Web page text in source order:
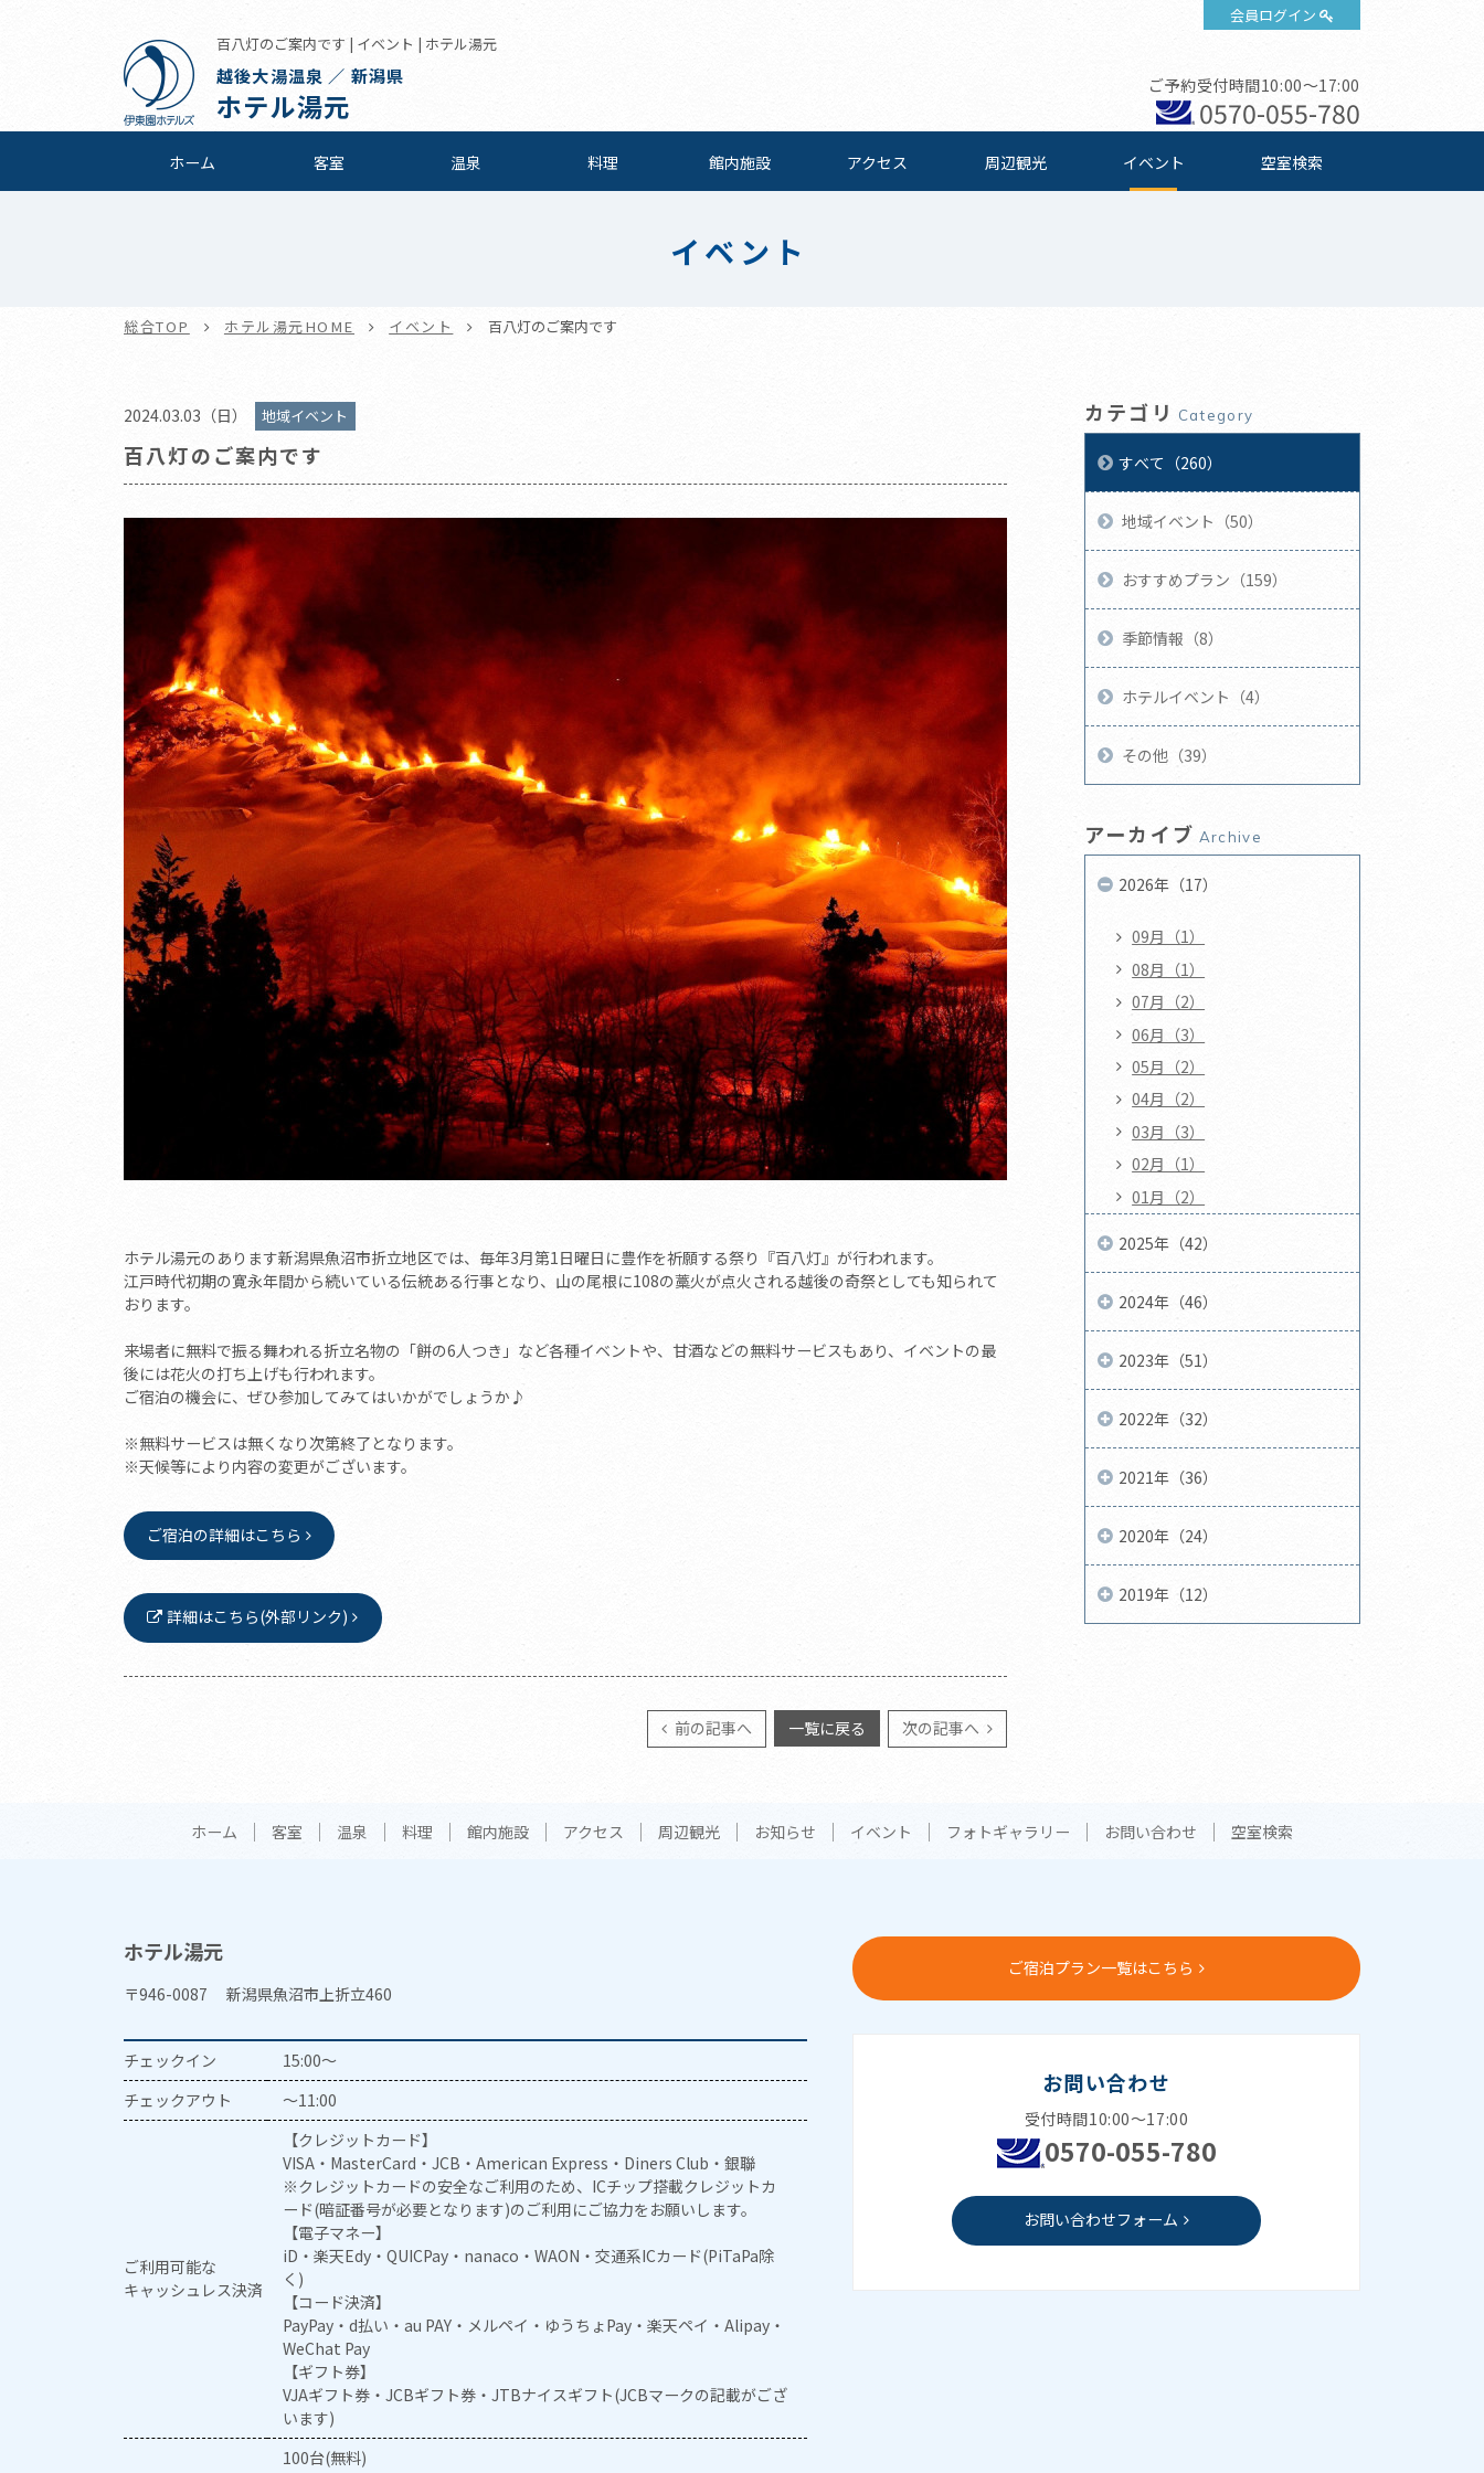
会員ログイン
百八灯のご案内です | イベント | ホテル湯元
越後大湯温泉 ／ 新潟県
ホテル湯元
ご予約受付時間10:00～17:00
0570-055-780
ホーム 客室 温泉 料理 館内施設 アクセス 周辺観光 イベント 空室検索
イベント
総合TOP ホテル湯元HOME イベント 百八灯のご案内です
2024.03.03（日） 地域イベント
百八灯のご案内です
ホテル湯元のあります新潟県魚沼市折立地区では、毎年3月第1日曜日に豊作を祈願する祭り『百八灯』が行われます。
江戸時代初期の寛永年間から続いている伝統ある行事となり、山の尾根に108の藁火が点火される越後の奇祭としても知られて
おります。
来場者に無料で振る舞われる折立名物の「餅の6人つき」など各種イベントや、甘酒などの無料サービスもあり、イベントの最
後には花火の打ち上げも行われます。
ご宿泊の機会に、ぜひ参加してみてはいかがでしょうか♪
※無料サービスは無くなり次第終了となります。
※天候等により内容の変更がございます。
ご宿泊の詳細はこちら
詳細はこちら(外部リンク)
前の記事へ 一覧に戻る 次の記事へ
カテゴリ Category
すべて（260）
地域イベント（50）
おすすめプラン（159）
季節情報（8）
ホテルイベント（4）
その他（39）
アーカイブ Archive
2026年（17）
09月（1）
08月（1）
07月（2）
06月（3）
05月（2）
04月（2）
03月（3）
02月（1）
01月（2）
2025年（42）
2024年（46）
2023年（51）
2022年（32）
2021年（36）
2020年（24）
2019年（12）
ホーム 客室 温泉 料理 館内施設 アクセス 周辺観光 お知らせ イベント フォトギャラリー お問い合わせ 空室検索
ホテル湯元
〒946-0087 新潟県魚沼市上折立460
チェックイン
15:00～
チェックアウト
～11:00
ご利用可能な
キャッシュレス決済
【クレジットカード】
VISA・MasterCard・JCB・American Express・Diners Club・銀聯
※クレジットカードの安全なご利用のため、ICチップ搭載クレジットカ
ード(暗証番号が必要となります)のご利用にご協力をお願いします。
【電子マネー】
iD・楽天Edy・QUICPay・nanaco・WAON・交通系ICカード(PiTaPa除
く)
【コード決済】
PayPay・d払い・au PAY・メルペイ・ゆうちょPay・楽天ペイ・Alipay・
WeChat Pay
【ギフト券】
VJAギフト券・JCBギフト券・JTBナイスギフト(JCBマークの記載がござ
います)
100台(無料)
ご宿泊プラン一覧はこちら
お問い合わせ
受付時間10:00～17:00
0570-055-780
お問い合わせフォーム